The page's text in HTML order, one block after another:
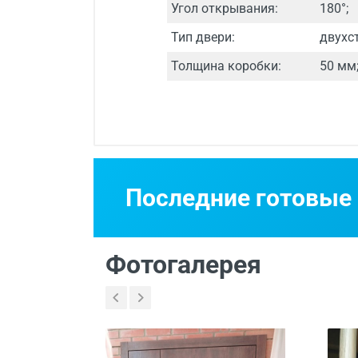
Угол открывания:
180°;
Тип двери:
Толщина коробки:
50 мм;
Бесплатный
Последние
Фотогалерея